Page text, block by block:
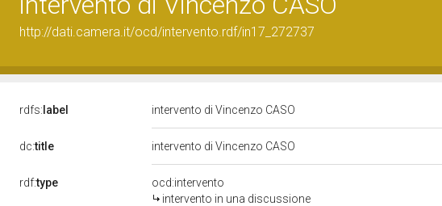
http://dati.camera.it/ocd/intervento.rdf/in17_272737
rdfs: label intervento di Vincenzo CASO
dc:title intervento di Vincenzo CASO
rdf:type
ocd:intervento
intervento in una discussione